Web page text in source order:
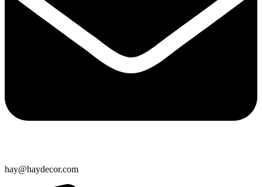
hay@haydecor.com